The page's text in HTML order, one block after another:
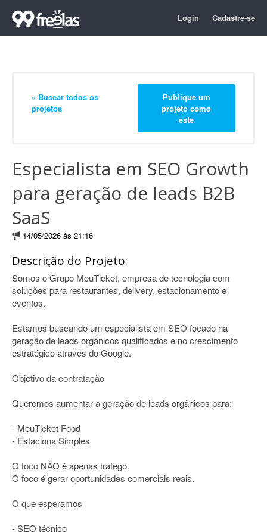
Login Cadastre-se
« Buscar todos os
projetos
Publique um
projeto como
este
Especialista em SEO Growth
para geração de leads B2B
SaaS
14/05/2026 às 21:16
Descrição do Projeto:
Somos o Grupo MeuTicket, empresa de tecnologia com
soluções para restaurantes, delivery, estacionamento e
eventos.
Estamos buscando um especialista em SEO focado na
geração de leads orgânicos qualificados e no crescimento
estratégico através do Google.
Objetivo da contratação
Queremos aumentar a geração de leads orgânicos para:
- MeuTicket Food
- Estaciona Simples
O foco NÃO é apenas tráfego.
O foco é gerar oportunidades comerciais reais.
O que esperamos
- SEO técnico